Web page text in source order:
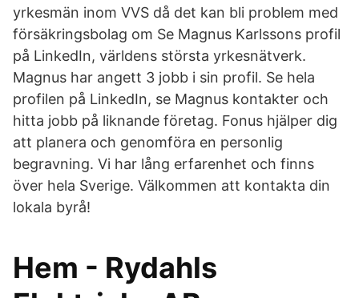
yrkesmän inom VVS då det kan bli problem med
försäkringsbolag om Se Magnus Karlssons profil
på LinkedIn, världens största yrkesnätverk.
Magnus har angett 3 jobb i sin profil. Se hela
profilen på LinkedIn, se Magnus kontakter och
hitta jobb på liknande företag. Fonus hjälper dig
att planera och genomföra en personlig
begravning. Vi har lång erfarenhet och finns
över hela Sverige. Välkommen att kontakta din
lokala byrå!
Hem - Rydahls